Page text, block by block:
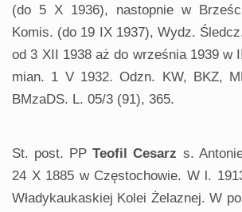
(do 5 X 1936), nastopnie w
Komis. (do 19 IX 1937), Wydz.
od 3 XII 1938 aż do września 1939 w
mian. 1 V 1932. Odzn. KW, BKZ,
BMzaDS. L. 05/3 (91), 365.
St. post. PPTeofil Cesarz s.
24 X 1885 w Częstochowie. W l.
Władykaukaskiej Kolei Żelaznej. W